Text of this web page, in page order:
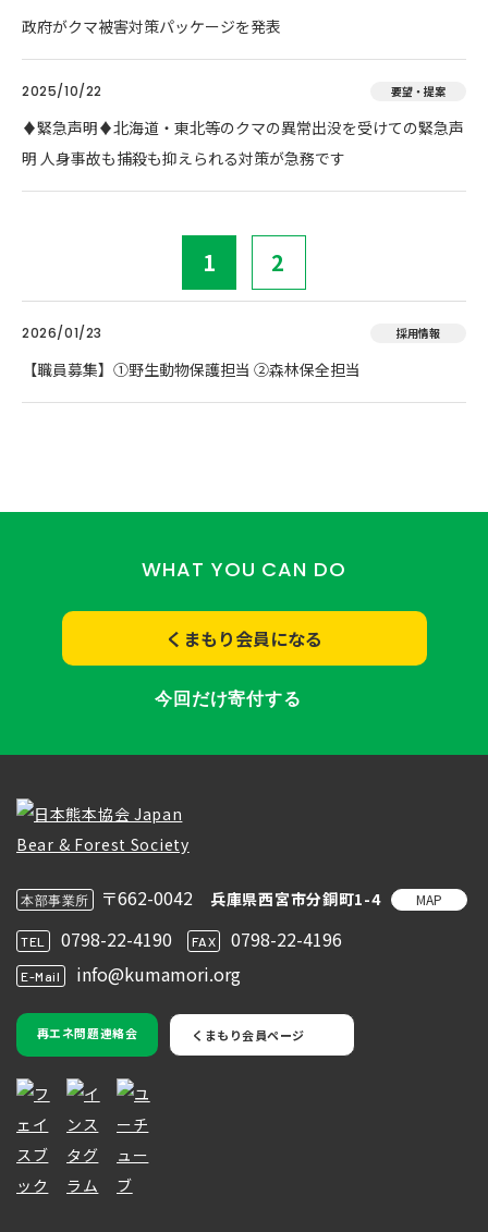
政府がクマ被害対策パッケージを発表
2025/10/22 要望・提案
♦️緊急声明♦️北海道・東北等のクマの異常出没を受けての緊急声
明 人身事故も捕殺も抑えられる対策が急務です
1 2
2026/01/23 採用情報
【職員募集】①野生動物保護担当 ②森林保全担当
WHAT YOU CAN DO
くまもり会員になる
今回だけ寄付する
本部事業所 〒662-0042 兵庫県西宮市分銅町1-4 MAP
TEL 0798-22-4190 FAX 0798-22-4196
E-Mail info@kumamori.org
再エネ問題連絡会 くまもり会員ページ